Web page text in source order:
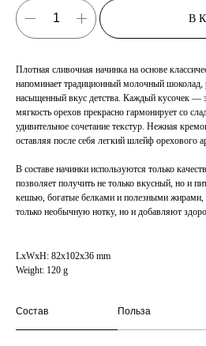
В
Плотная сливочная начинка на основе
напоминает традиционный молочный шоколад,
насыщенный вкус детства. Каждый кусочек —
мягкость орехов прекрасно гармонирует со
удивительное сочетание текстур. Нежная
оставляя после себя легкий шлейф орехового
В составе начинки используются только
позволяет получить не только вкусный, но и
кешью, богатые белками и полезными жирами,
только необычную нотку, но и добавляют
LxWxH: 82x102x36 mm
Weight: 120 g
Состав Польза